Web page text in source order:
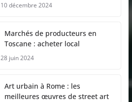
10 décembre 2024
Marchés de producteurs en
Toscane : acheter local
28 juin 2024
Art urbain à Rome : les
meilleures œuvres de street art